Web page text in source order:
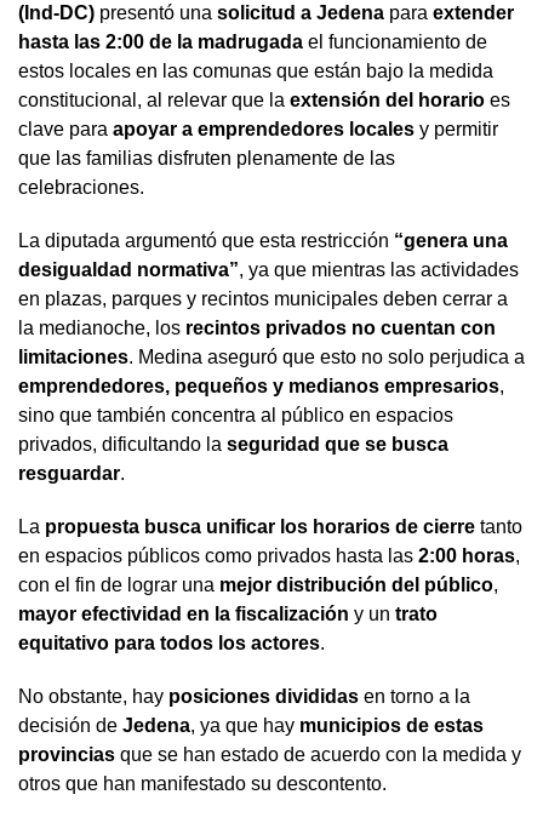
(Ind-DC) presentó una solicitud a Jedena para extender
hasta las 2:00 de la madrugada el funcionamiento de
estos locales en las comunas que están bajo la medida
constitucional, al relevar que la extensión del horario es
clave para apoyar a emprendedores locales y permitir
que las familias disfruten plenamente de las
celebraciones.
La diputada argumentó que esta restricción “genera una
desigualdad normativa”, ya que mientras las actividades
en plazas, parques y recintos municipales deben cerrar a
la medianoche, los recintos privados no cuentan con
limitaciones. Medina aseguró que esto no solo perjudica a
emprendedores, pequeños y medianos empresarios,
sino que también concentra al público en espacios
privados, dificultando la seguridad que se busca
resguardar.
La propuesta busca unificar los horarios de cierre tanto
en espacios públicos como privados hasta las 2:00 horas,
con el fin de lograr una mejor distribución del público,
mayor efectividad en la fiscalización y un trato
equitativo para todos los actores.
No obstante, hay posiciones divididas en torno a la
decisión de Jedena, ya que hay municipios de estas
provincias que se han estado de acuerdo con la medida y
otros que han manifestado su descontento.